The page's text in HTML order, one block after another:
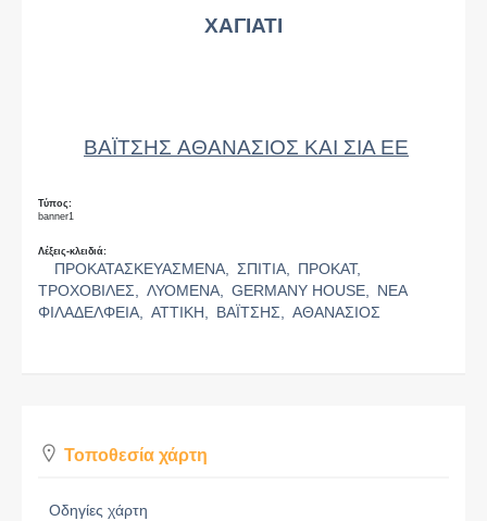
ΧΑΓΙΑΤΙ
ΒΑΪΤΣΗΣ ΑΘΑΝΑΣΙΟΣ ΚΑΙ ΣΙΑ ΕΕ
Τύπος:
banner1
Λέξεις-κλειδιά:
ΠΡΟΚΑΤΑΣΚΕΥΑΣΜΕΝΑ, ΣΠΙΤΙΑ,
ΠΡΟΚΑΤ,
ΤΡΟΧΟΒΙΛΕΣ,
ΛΥΟΜΕΝΑ, GERMANY HOUSE,
ΝΕΑ
ΦΙΛΑΔΕΛΦΕΙΑ,
ΑΤΤΙΚΗ, ΒΑΪΤΣΗΣ, ΑΘΑΝΑΣΙΟΣ
Τοποθεσία χάρτη
Οδηγίες χάρτη